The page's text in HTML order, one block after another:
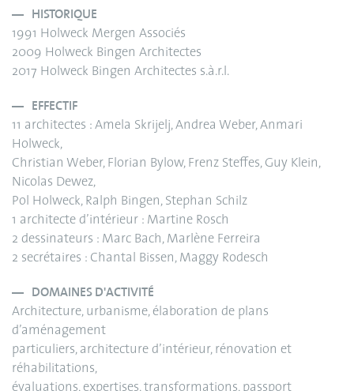
HISTORIQUE
1991 Holweck Mergen Associés
2009 Holweck Bingen Architectes
2017 Holweck Bingen Architectes s.à.r.l.
EFFECTIF
11 architectes : Amela Skrijelj, Andrea Weber, Anmari
Holweck,
Christian Weber, Florian Bylow, Frenz Steffes, Guy Klein,
Nicolas Dewez,
Pol Holweck, Ralph Bingen, Stephan Schilz
1 architecte d’intérieur : Martine Rosch
2 dessinateurs : Marc Bach, Marlène Ferreira
2 secrétaires : Chantal Bissen, Maggy Rodesch
DOMAINES D'ACTIVITÉ
Architecture, urbanisme, élaboration de plans
d’aménagement
particuliers, architecture d’intérieur, rénovation et
réhabilitations,
évaluations, expertises, transformations, passport